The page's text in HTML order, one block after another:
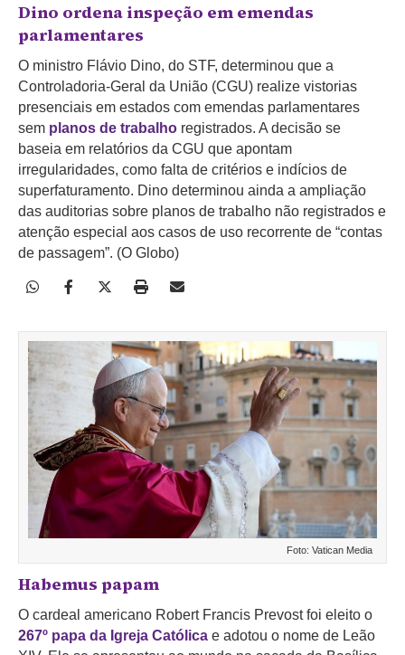
Dino ordena inspeção em emendas
parlamentares
O ministro Flávio Dino, do STF, determinou que a
Controladoria-Geral da União (CGU) realize vistorias
presenciais em estados com emendas parlamentares
sem planos de trabalho registrados. A decisão se
baseia em relatórios da CGU que apontam
irregularidades, como falta de critérios e indícios de
superfaturamento. Dino determinou ainda a ampliação
das auditorias sobre planos de trabalho não registrados e
atenção especial aos casos de uso recorrente de “contas
de passagem”. (O Globo)
Foto: Vatican Media
Habemus papam
O cardeal americano Robert Francis Prevost foi eleito o
267º papa da Igreja Católica e adotou o nome de Leão